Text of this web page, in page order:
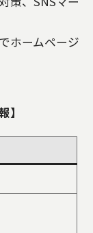
ホームページ
】